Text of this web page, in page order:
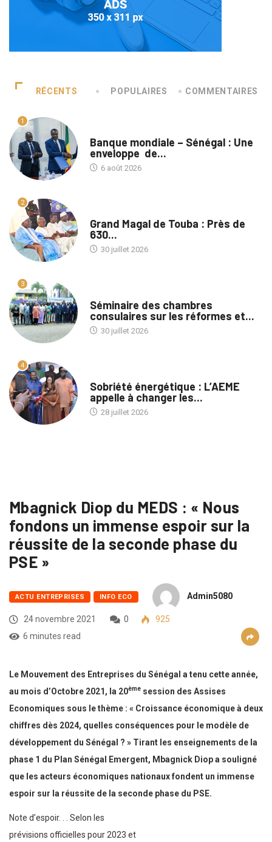
RÉCENTS POPULAIRES COMMENTAIRES
1
Banque mondiale – Sénégal : Une
enveloppe de...
6 août 2026
2
Grand Magal de Touba : Près de
630...
30 juillet 2026
3
Séminaire des chambres
consulaires sur les réformes et...
30 juillet 2026
4
Sobriété énergétique : L’AEME
appelle à changer les...
28 juillet 2026
Mbagnick Diop du MEDS : « Nous
fondons un immense espoir sur la
réussite de la seconde phase du
PSE »
ACTU ENTREPRISES INFO ECO Admin5080
24 novembre 2021 0
925
6 minutes read
Le Mouvement des Entreprises du Sénégal a tenu cette année,
au mois d’Octobre 2021, la 20ème session des Assises
Economiques sous le thème : « Croissance économique à deux
chiffres dès 2024, quelles conséquences pour le modèle de
développement du Sénégal ? » Tirant les enseignements de la
phase 1 du Plan Sénégal Emergent, Mbagnick Diop a souligné
que les acteurs économiques nationaux fondent un immense
espoir sur la réussite de la seconde phase du PSE.
Note d’espoir. . . Selon les
prévisions officielles pour 2023 et